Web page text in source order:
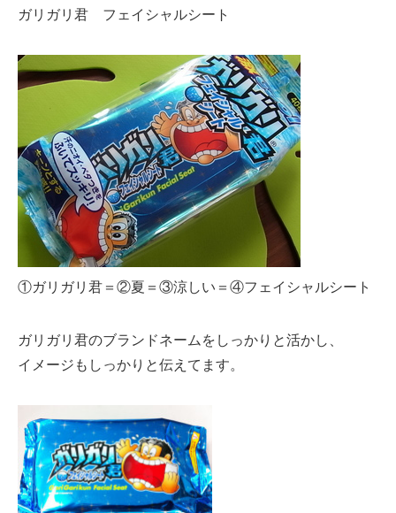
ガリガリ君 フェイシャルシート
①ガリガリ君＝②夏＝③涼しい＝④フェイシャルシート
ガリガリ君のブランドネームをしっかりと活かし、
イメージもしっかりと伝えてます。